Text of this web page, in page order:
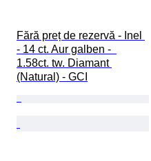
Fără preț de rezervă - Inel
- 14 ct. Aur galben -
1.58ct. tw. Diamant
(Natural) - GCI